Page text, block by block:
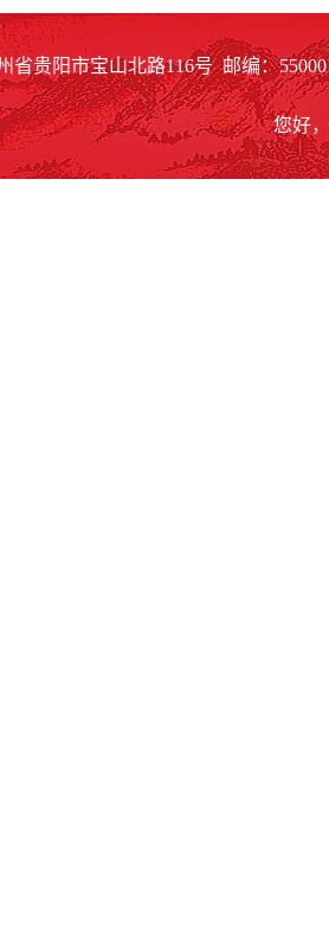
省贵阳市宝山北路116号 邮编：
您好